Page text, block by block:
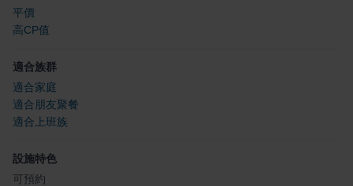
平價
高CP值
適合族群
適合家庭
適合朋友聚餐
適合上班族
設施特色
可預約